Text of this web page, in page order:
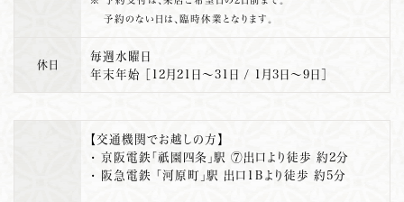
予約のない日は、臨時休業となります。
休日
毎週水曜日
年末年始 ［12月21日～31日 / 1月3日～9日］
【交通機関でお越しの方】
・ 京阪電鉄「祇園四条」駅 ⑦出口より徒歩 約2分
・ 阪急電鉄 「河原町」駅 出口1Ｂより徒歩 約5分